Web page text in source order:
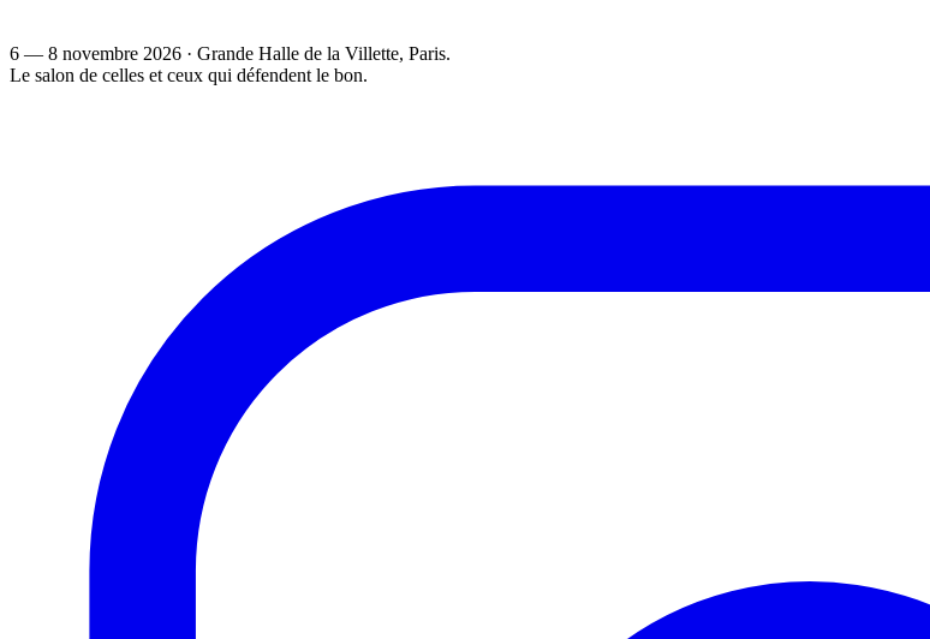
6 — 8 novembre 2026 · Grande Halle de la Villette, Paris.
Le salon de celles et ceux qui défendent le bon.